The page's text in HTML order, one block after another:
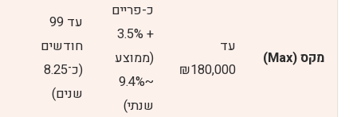
מקס (Max)
עד
₪180,000
כ-פריים
+ 3.5%
(ממוצע
~9.4%
שנתי)
עד 99
חודשים
(כ־8.25
שנים)